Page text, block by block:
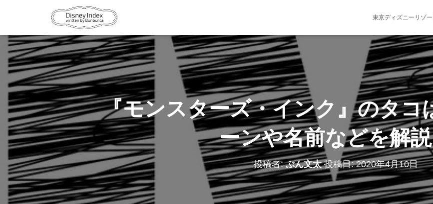
東京ディズニーリゾー
『モンスターズ・インク』のタコ
ーンや名前などを解
投稿者:ぶん文太投稿日:2020年4月10日